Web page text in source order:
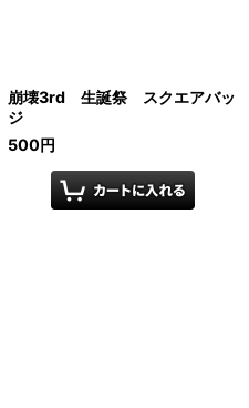
崩壊3rd 生誕祭 スクエアバッ
ジ
500円